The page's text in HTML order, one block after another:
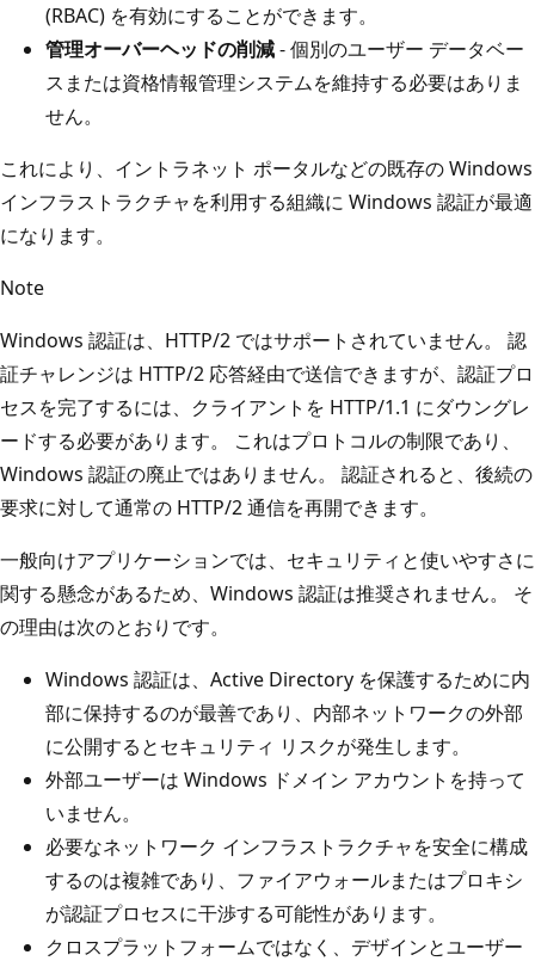
(RBAC) を有効にすることができます。
管理オーバーヘッドの削減- 個別のユーザー データベー
スまたは資格情報管理システムを維持する必要はありま
せん。
これにより、イントラネット ポータルなどの既存の Windows
インフラストラクチャを利用する組織に Windows 認証が最適
になります。
Note
Windows 認証は、HTTP/2 ではサポートされていません。 認
証チャレンジは HTTP/2 応答経由で送信できますが、認証プロ
セスを完了するには、クライアントを HTTP/1.1 にダウングレ
ードする必要があります。 これはプロトコルの制限であり、
Windows 認証の廃止ではありません。 認証されると、後続の
要求に対して通常の HTTP/2 通信を再開できます。
一般向けアプリケーションでは、セキュリティと使いやすさに
関する懸念があるため、Windows 認証は推奨されません。 そ
の理由は次のとおりです。
Windows 認証は、Active Directory を保護するために内
部に保持するのが最善であり、内部ネットワークの外部
に公開するとセキュリティ リスクが発生します。
外部ユーザーは Windows ドメイン アカウントを持って
いません。
必要なネットワーク インフラストラクチャを安全に構成
するのは複雑であり、ファイアウォールまたはプロキシ
が認証プロセスに干渉する可能性があります。
クロスプラットフォームではなく、デザインとユーザー